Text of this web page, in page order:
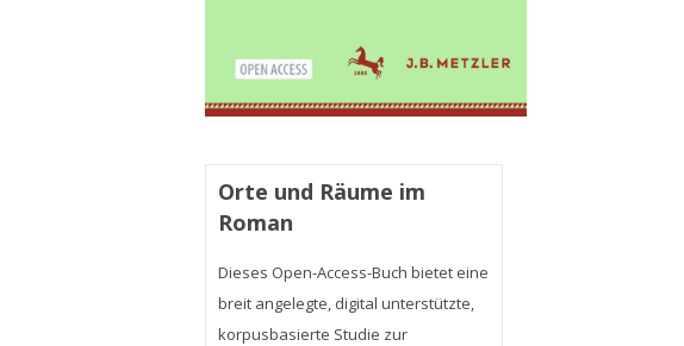
Orte und Räume im
Roman
Dieses Open-Access-Buch bietet eine
breit angelegte, digital unterstützte,
korpusbasierte Studie zur